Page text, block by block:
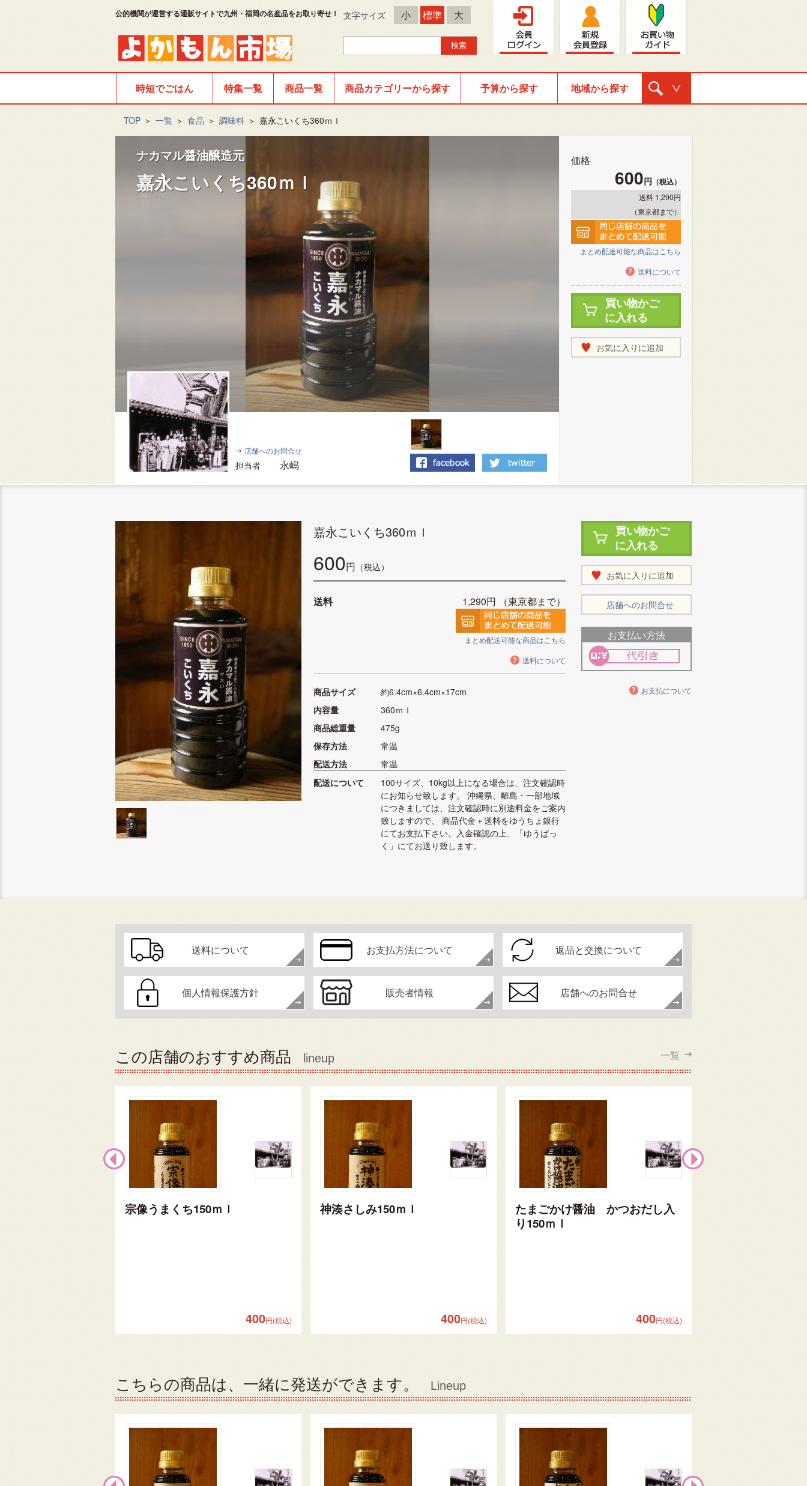
公的機関が運営する通販サイトで九州・福岡の名産品をお取り寄せ！ 文字サイズ 小 標準 大
時短でごはん 特集一覧 商品一覧 商品カテゴリーから探す 予算から探す 地域から探す
TOP ＞ 一覧 ＞ 食品 ＞ 調味料 ＞ 嘉永こいくち360ｍｌ
ナカマル醤油醸造元
嘉永こいくち360ｍｌ
店舗へのお問合せ
担当者 永嶋
価格
600円 （税込）
送料 1,290円
（東京都まで）
まとめ配送可能な商品はこちら
送料について
買い物かご
に入れる
お気に入りに追加
嘉永こいくち360ｍｌ
600円 （税込）
送料 1,290円 （東京都まで）
まとめ配送可能な商品はこちら
送料について
商品サイズ
約6.4cm×6.4cm×17cm
内容量
360ｍｌ
商品総重量
475g
保存方法
常温
配送方法
常温
配送について
100サイズ、10kg以上になる場合は、注文確認時
にお知らせ致します。 沖縄県、離島・一部地域
につきましては、注文確認時に別途料金をご案内
致しますので、 商品代金＋送料をゆうちょ銀行
にてお支払下さい。入金確認の上、「ゆうぱっ
く」にてお送り致します。
買い物かご
に入れる
お気に入りに追加
店舗へのお問合せ
お支払い方法
お支払について
送料について お支払方法について 返品と交換について
個人情報保護方針 販売者情報 店舗へのお問合せ
この店舗のおすすめ商品 lineup 一覧
宗像うまくち150ｍｌ
400円(税込)
神湊さしみ150ｍｌ
400円(税込)
たまごかけ醤油 かつおだし入
り150ｍｌ
400円(税込)
こちらの商品は、一緒に発送ができます。 Lineup